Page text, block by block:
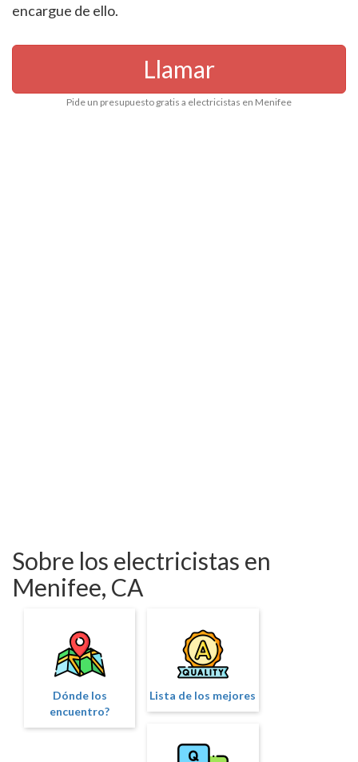
encargue de ello.
Llamar
Pide un presupuesto gratis a electricistas en Menifee
Sobre los electricistas en
Menifee, CA
Dónde los
encuentro?
Lista de los mejores